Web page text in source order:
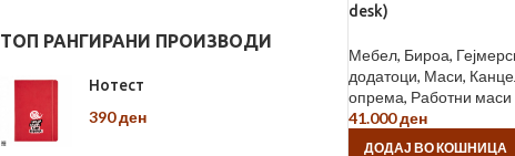
ТОП РАНГИРАНИ ПРОИЗВОДИ
Нотест
390ден
desk)
Мебел, Бироа,
додатоци, Маси,
опрема, Работни маси
41.000ден
ДОДАЈ ВО КОШНИЦА